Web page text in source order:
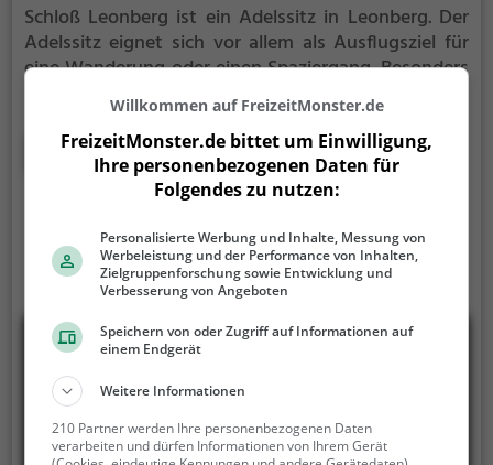
Schloß Leonberg ist ein Adelssitz in Leonberg. Der
Adelssitz eignet sich vor allem als Ausflugsziel für
eine Wanderung oder einen Spaziergang. Besonders
beliebt ist er bei Familien, Naturfreunden und
Geschichtsfans. Der Adelssitz offenbart historische
Aspekte aus längst vergangenen Zeiten und bietet
einen kleinen Einblick in die Geschichte.
Mehr erfahren
Willkommen auf FreizeitMonster.de
FreizeitMonster.de bittet um Einwilligung,
Ihre personenbezogenen Daten für
Folgendes zu nutzen:
Personalisierte Werbung und Inhalte, Messung von
Werbeleistung und der Performance von Inhalten,
Zielgruppenforschung sowie Entwicklung und
Verbesserung von Angeboten
Speichern von oder Zugriff auf Informationen auf
einem Endgerät
Weitere Informationen
210 Partner werden Ihre personenbezogenen Daten
verarbeiten und dürfen Informationen von Ihrem Gerät